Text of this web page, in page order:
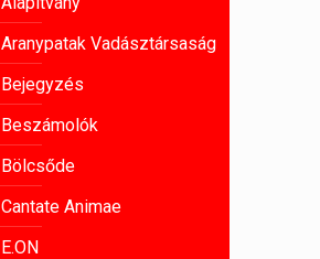
Aranypatak Vadásztársaság
Bejegyzés
Beszámolók
Bölcsőde
Cantate Animae
E.ON